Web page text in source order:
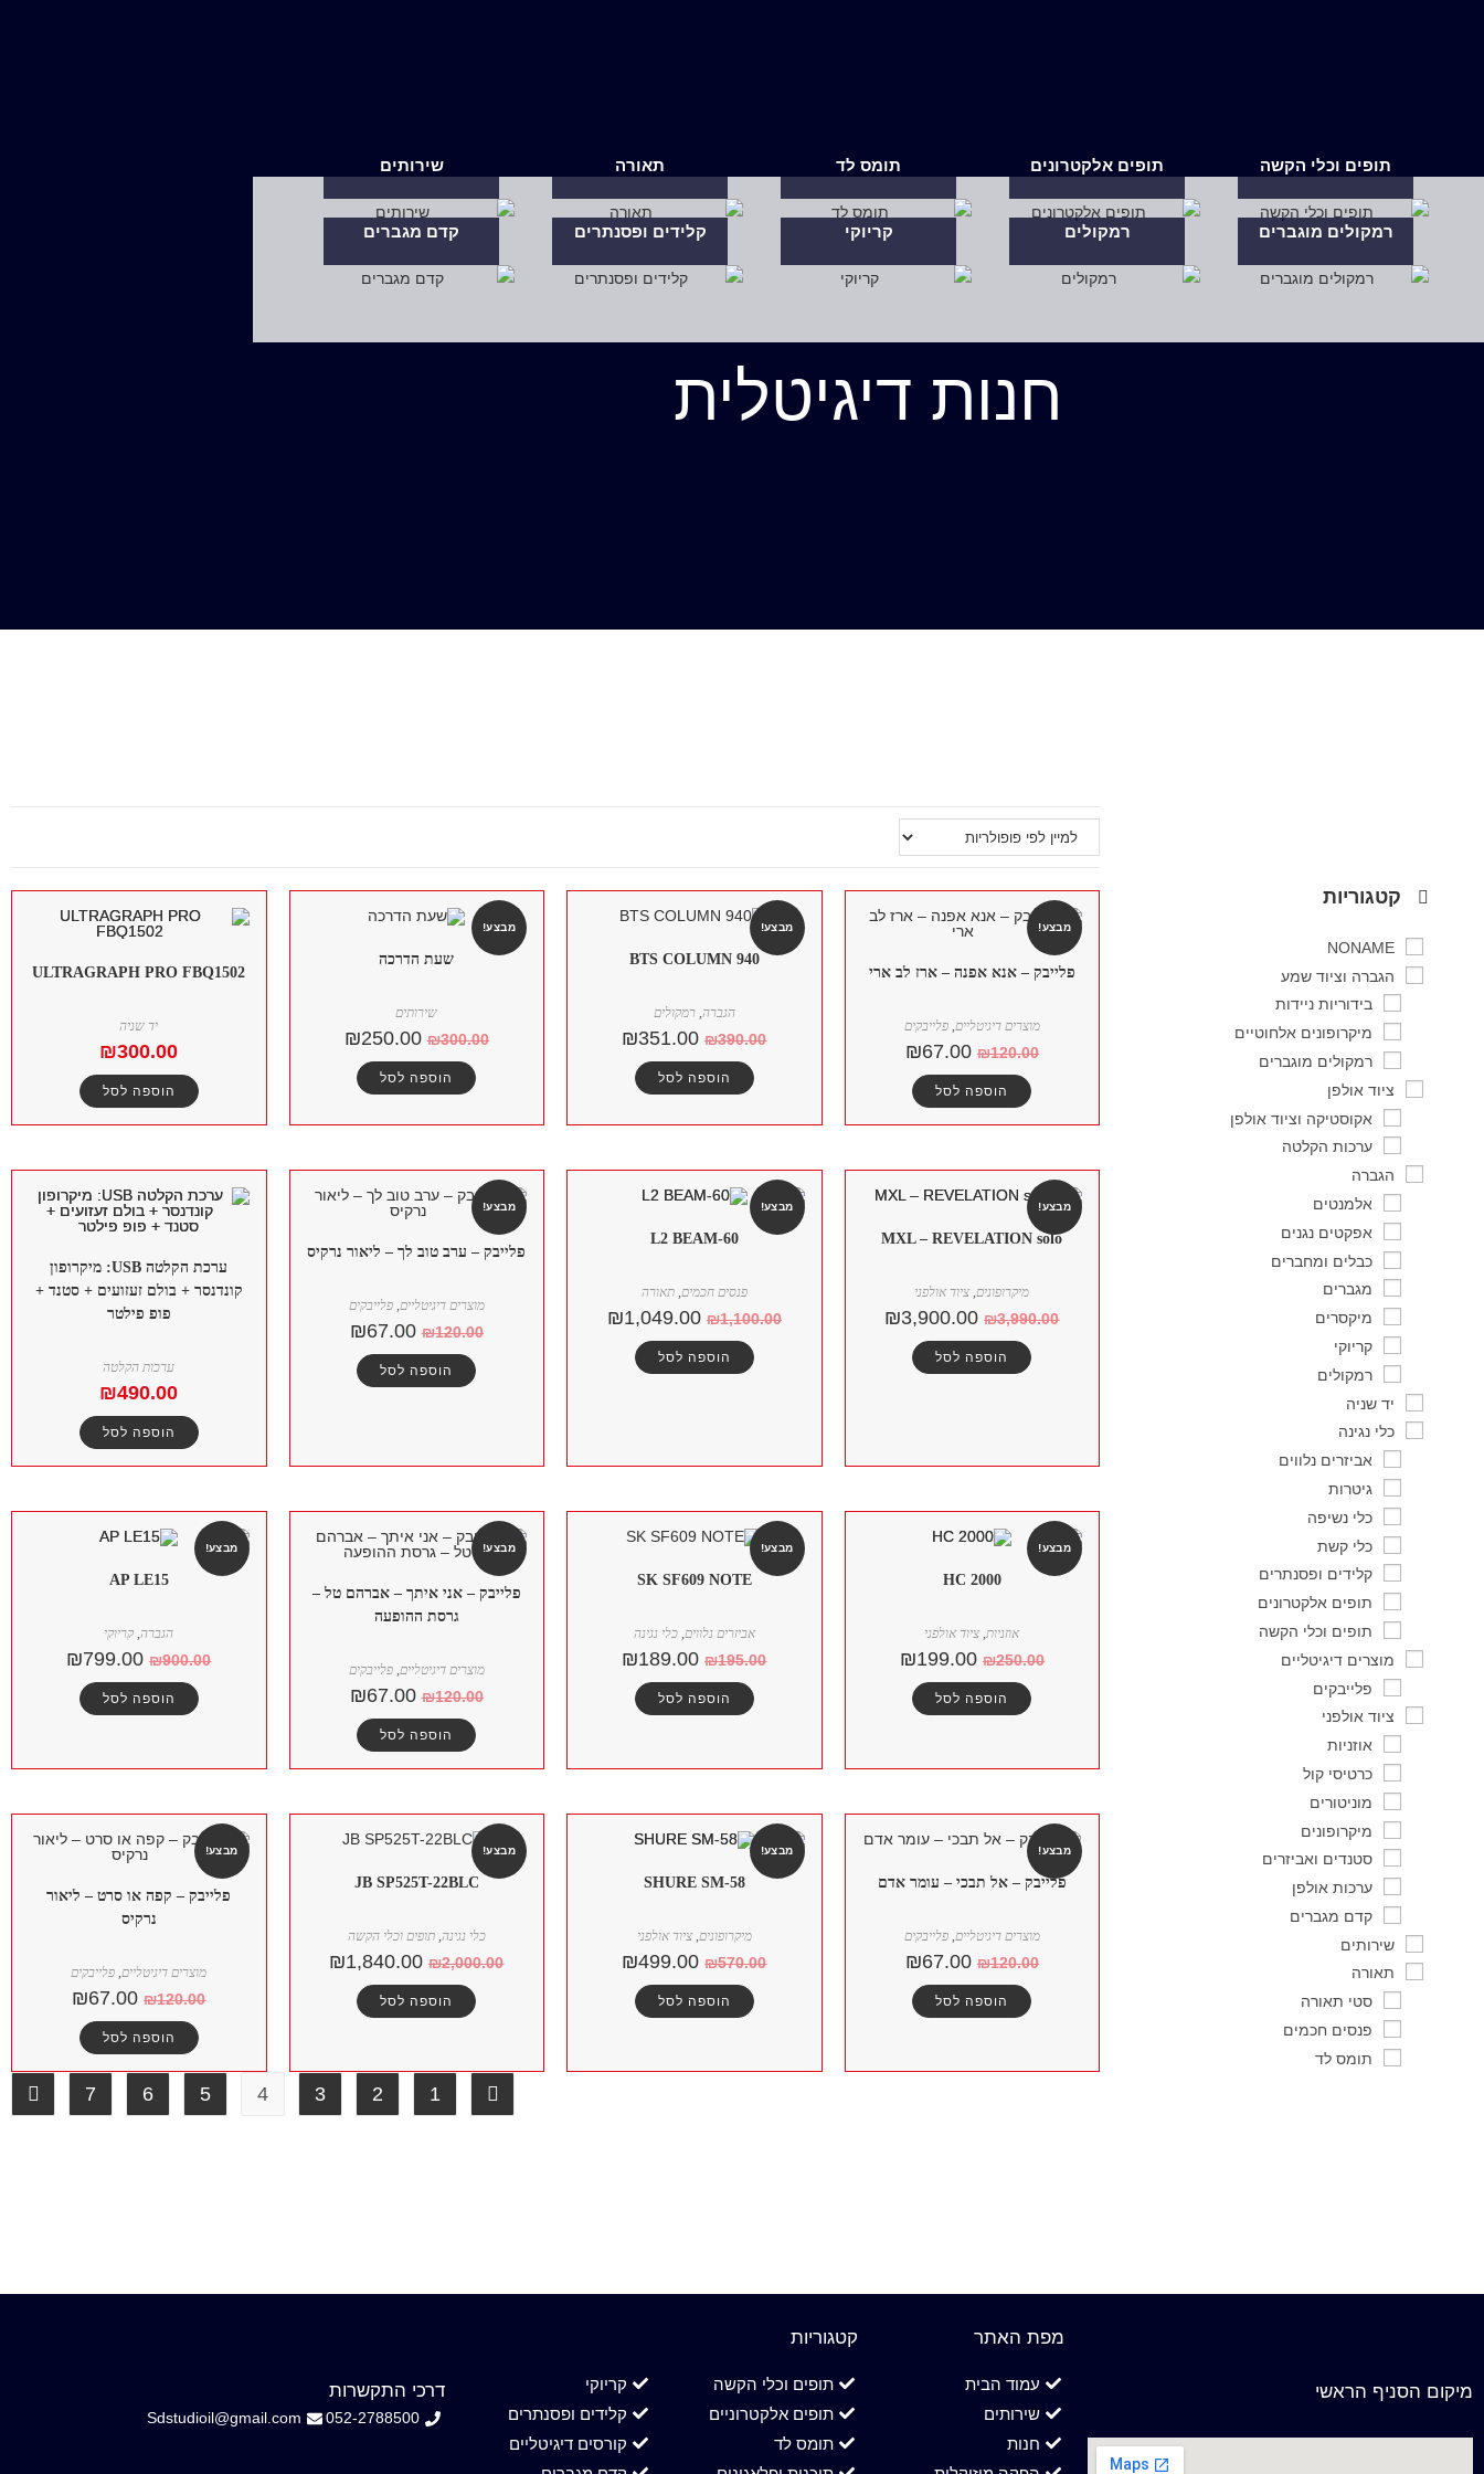
תופים וכלי הקשה תופים אלקטרונים תומס לד תאורה שירותים
רמקולים מוגברים רמקולים קריוקי קלידים ופסנתרים קדם מגברים
חנות דיגיטלית
קטגוריות
NONAME
הגברה וציוד שמע
בידוריות ניידות
מיקרופונים אלחוטיים
רמקולים מוגברים
ציוד אולפן
אקוסטיקה וציוד אולפן
ערכות הקלטה
הגברה
אלמנטים
אפקטים נגנים
כבלים ומחברים
מגברים
מיקסרים
קריוקי
רמקולים
יד שניה
כלי נגינה
אביזרים נלווים
גיטרות
כלי נשיפה
כלי קשת
קלידים ופסנתרים
תופים אלקטרונים
תופים וכלי הקשה
מוצרים דיגיטליים
פלייבקים
ציוד אולפני
אוזניות
כרטיסי קול
מוניטורים
מיקרופונים
סטנדים ואביזרים
ערכות אולפן
קדם מגברים
שירותים
תאורה
סטי תאורה
פנסים חכמים
תומס לד
מבצע!
פלייבק – אנא אפנה – ארז לב ארי
מוצרים דיגיטליים,פלייבקים
₪120.00
₪67.00
הוספה לסל
מבצע!
BTS COLUMN 940
הגברה,רמקולים
₪390.00
₪351.00
הוספה לסל
מבצע!
שעת הדרכה
שירותים
₪300.00
₪250.00
הוספה לסל
ULTRAGRAPH PRO FBQ1502
יד שניה
₪300.00
הוספה לסל
מבצע!
MXL – REVELATION solo
מיקרופונים,ציוד אולפני
₪3,990.00
₪3,900.00
הוספה לסל
מבצע!
L2 BEAM-60
פנסים חכמים,תאורה
₪1,100.00
₪1,049.00
הוספה לסל
מבצע!
פלייבק – ערב טוב לך – ליאור נרקיס
מוצרים דיגיטליים,פלייבקים
₪120.00
₪67.00
הוספה לסל
ערכת הקלטה USB: מיקרופון
קונדנסר + בולם זעזועים + סטנד +
פופ פילטר
ערכות הקלטה
₪490.00
הוספה לסל
מבצע!
HC 2000
אוזניות,ציוד אולפני
₪250.00
₪199.00
הוספה לסל
מבצע!
SK SF609 NOTE
אביזרים נלווים,כלי נגינה
₪195.00
₪189.00
הוספה לסל
מבצע!
פלייבק – אני איתך – אברהם טל –
גרסת ההופעה
מוצרים דיגיטליים,פלייבקים
₪120.00
₪67.00
הוספה לסל
מבצע!
AP LE15
הגברה, קריוקי
₪900.00
₪799.00
הוספה לסל
מבצע!
פלייבק – אל תבכי – עומר אדם
מוצרים דיגיטליים,פלייבקים
₪120.00
₪67.00
הוספה לסל
מבצע!
SHURE SM-58
מיקרופונים,ציוד אולפני
₪570.00
₪499.00
הוספה לסל
מבצע!
JB SP525T-22BLC
כלי נגינה,תופים וכלי הקשה
₪2,000.00
₪1,840.00
הוספה לסל
מבצע!
פלייבק – קפה או סרט – ליאור
נרקיס
מוצרים דיגיטליים, פלייבקים
₪120.00
₪67.00
הוספה לסל
1
2
3
4
5
6
7
מיקום הסניף הראשי
מפת האתר
עמוד הבית
שירותים
חנות
קטגוריות
תופים וכלי הקשה
תופים אלקטרוניים
תומס לד
קריוקי
קלידים ופסנתרים
קורסים דיגיטליים
דרכי התקשרות
052-2788500
Sdstudioil@gmail.com